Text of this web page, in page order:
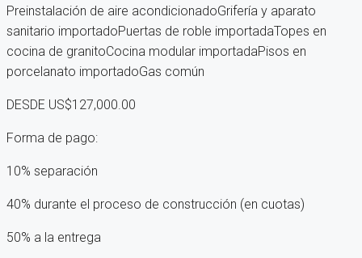
Preinstalación de aire acondicionadoGrifería y aparato
sanitario importadoPuertas de roble importadaTopes en
cocina de granitoCocina modular importadaPisos en
porcelanato importadoGas común
DESDE US$127,000.00
Forma de pago:
10% separación
40% durante el proceso de construcción (en cuotas)
50% a la entrega